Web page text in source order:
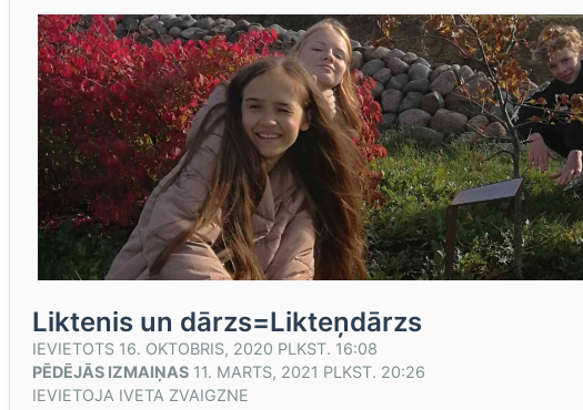
Liktenis un dārzs=Likteņdārzs
IEVIETOTS 16. OKTOBRIS, 2020 PLKST. 16:08
PĒDĒJĀS IZMAIŅAS 11. MARTS, 2021 PLKST. 20:26
IEVIETOJA IVETA ZVAIGZNE